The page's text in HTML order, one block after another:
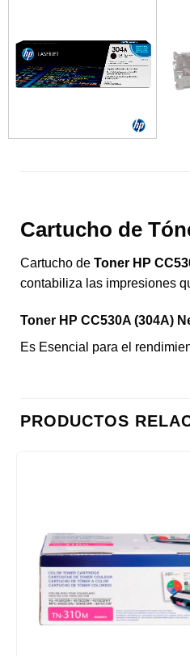
Cartucho de
Cartucho de Toner HP
contabiliza las impresiones
Toner HP CC530A (304A)
Es Esencial para el
PRODUCTOS